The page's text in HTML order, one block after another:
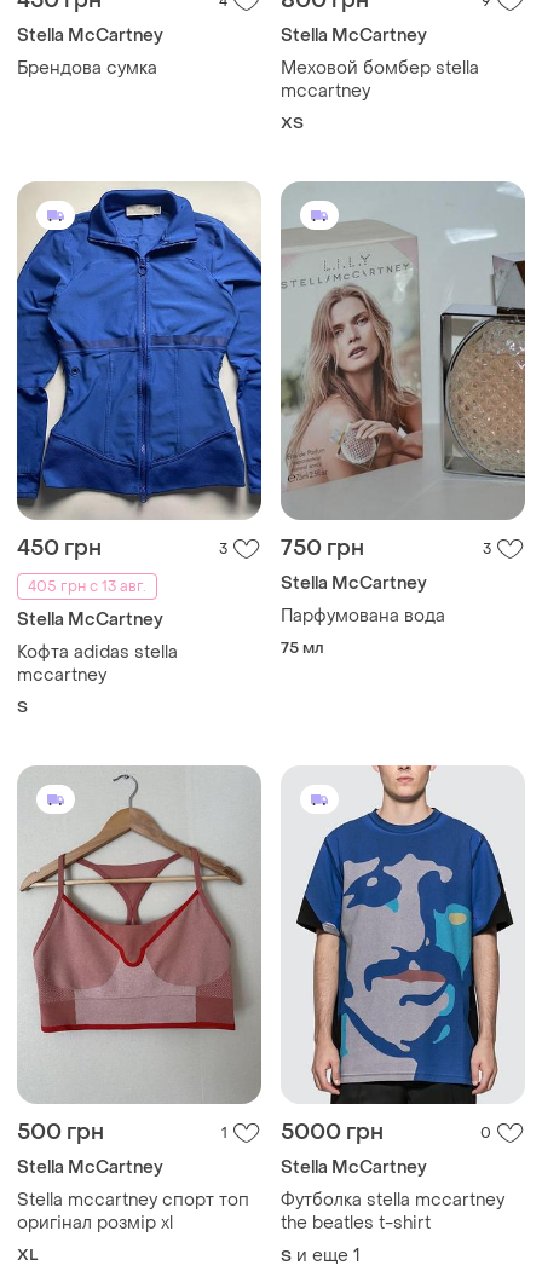
Stella McCartney
Брендова сумка
Stella McCartney
Меховой бомбер stella
mccartney
ХS
450 грн
3
405 грн с 13 авг.
Stella McCartney
Кофта adidas stella
mccartney
S
750 грн 3
Stella McCartney
Парфумована вода
75 мл
500 грн 1
Stella McCartney
Stella mccartney спорт топ
оригінал розмір xl
XL
5000 грн 0
Stella McCartney
Футболка stella mccartney
the beatles t-shirt
S и еще 1